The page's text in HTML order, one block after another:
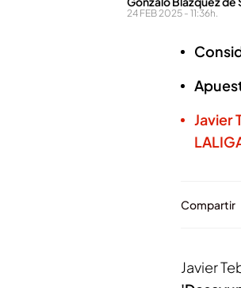
24 FEB 2025 - 11:36h.
Javier
Compartir
Javier